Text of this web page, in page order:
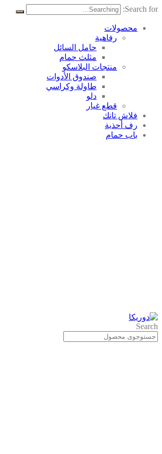
Search for:
محصولات
رفاهية
حامل السائل
مثلث حمام
منتجات البلاسکو
صندوق الأدوات
طاولة وكراسي
دلو
قطع غيار
فلاش تانك
رف أحذية
باب حمام
Search